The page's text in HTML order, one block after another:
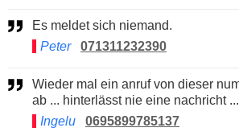
Es meldet sich niemand.
Peter
071311232390
Wieder mal ein anruf von dieser nummer ... ich nehme nie
ab ... hinterlässt nie eine nachricht ...
Ingelu
0695899785137